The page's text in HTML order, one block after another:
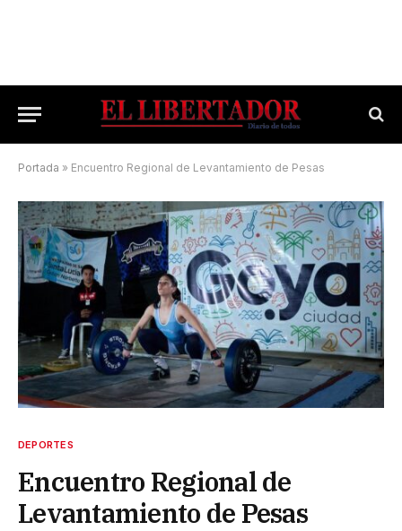
Portada » Encuentro Regional de Levantamiento de Pesas
DEPORTES
Encuentro Regional de
Levantamiento de Pesas